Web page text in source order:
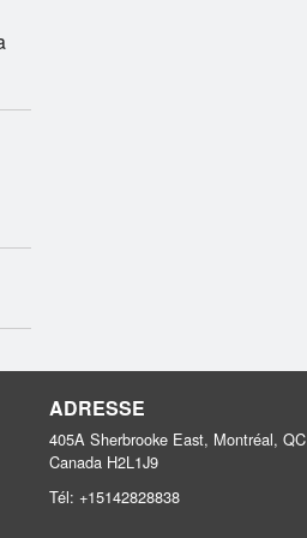
ADRESSE
405A Sherbrooke East, Montréal, QC
Canada H2L1J9
Tél: +15142828838